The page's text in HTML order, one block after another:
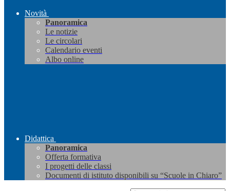
Novità
Panoramica
Le notizie
Le circolari
Calendario eventi
Albo online
Didattica
Panoramica
Offerta formativa
I progetti delle classi
Documenti di istituto disponibili su “Scuole in Chiaro”